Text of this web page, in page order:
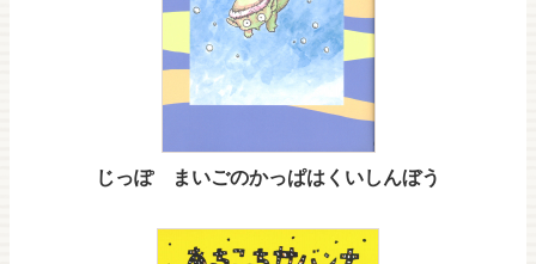
じっぽ まいごのかっぱはくいしんぼう